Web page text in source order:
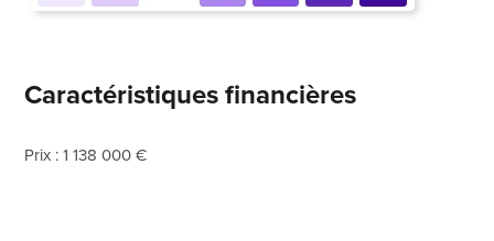
Caractéristiques financières
Prix : 1 138 000 €